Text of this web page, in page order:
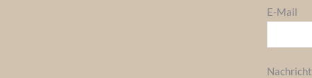
E-Mail
Nachricht